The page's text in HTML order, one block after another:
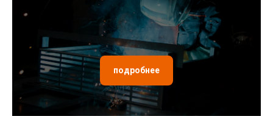
подробнее